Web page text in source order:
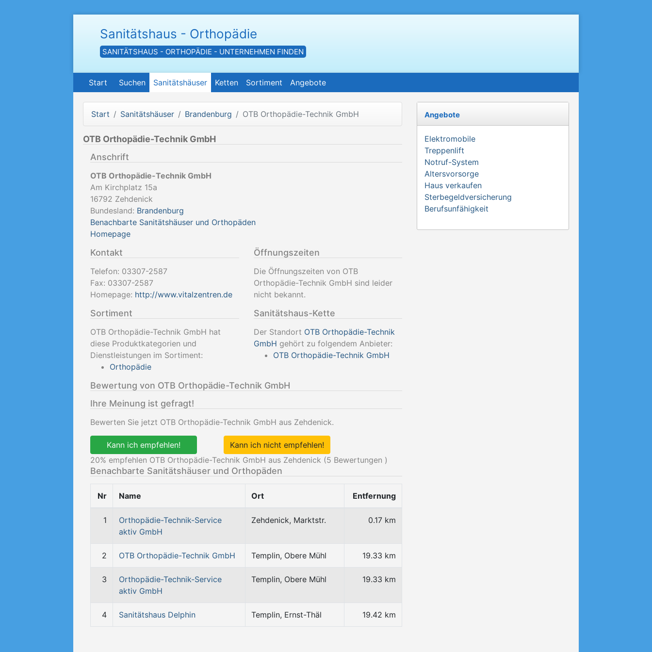
Sanitätshaus - Orthopädie
SANITÄTSHAUS - ORTHOPÄDIE - UNTERNEHMEN FINDEN
Start Suchen Sanitätshäuser Ketten Sortiment Angebote
Start Sanitätshäuser Brandenburg OTB Orthopädie-Technik GmbH
OTB Orthopädie-Technik GmbH
Anschrift
OTB Orthopädie-Technik GmbH
Am Kirchplatz 15a
16792 Zehdenick
Bundesland: Brandenburg
Benachbarte Sanitätshäuser und Orthopäden
Homepage
Kontakt
Telefon: 03307-2587
Fax: 03307-2587
Homepage: http://www.vitalzentren.de
Öffnungszeiten
Die Öffnungszeiten von OTB
Orthopädie-Technik GmbH sind leider
nicht bekannt.
Sortiment
OTB Orthopädie-Technik GmbH hat
diese Produktkategorien und
Dienstleistungen im Sortiment:
Orthopädie
Sanitätshaus-Kette
Der Standort OTB Orthopädie-Technik
GmbH gehört zu folgendem Anbieter:
OTB Orthopädie-Technik GmbH
Bewertung von OTB Orthopädie-Technik GmbH
Ihre Meinung ist gefragt!
Bewerten Sie jetzt OTB Orthopädie-Technik GmbH aus Zehdenick.
Kann ich empfehlen!
Kann ich nicht empfehlen!
20% empfehlen OTB Orthopädie-Technik GmbH aus Zehdenick (5 Bewertungen )
Benachbarte Sanitätshäuser und Orthopäden
Nr Name Ort Entfernung
1
Orthopädie-Technik-Service
aktiv GmbH
Zehdenick, Marktstr. 0.17 km
2 OTB Orthopädie-Technik GmbH Templin, Obere Mühl 19.33 km
3
Orthopädie-Technik-Service
aktiv GmbH
Templin, Obere Mühl 19.33 km
4 Sanitätshaus Delphin Templin, Ernst-Thäl 19.42 km
Angebote
Elektromobile
Treppenlift
Notruf-System
Altersvorsorge
Haus verkaufen
Sterbegeldversicherung
Berufsunfähigkeit